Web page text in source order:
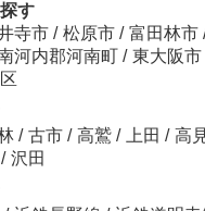
す
寺市 / 松原市 / 富田林市
河内郡河南町 / 東大阪市
/ 古市 / 高鷲 / 上田 / 高
/ 沢田